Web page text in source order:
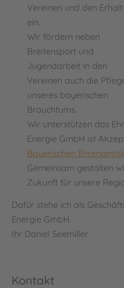
Vereinen und den
ein.
Wir fördern neben
Breitensport und
Jugendarbeit in den
Vereinen auch die
unseres bayerischen
Brauchtums.
Wir unterstützen das
Energie GmbH ist
Bayerischen
Gemeinsam gestalten
Zukunft für unsere
Dafür stehe ich als
Energie GmbH.
Ihr Daniel Seemiller
Kontakt